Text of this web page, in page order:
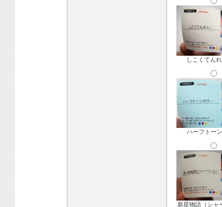
しこくてん
ハーフトー
新星物語（シャ